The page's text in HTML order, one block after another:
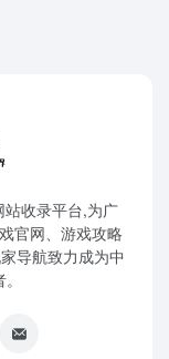
收录平台,为广
官网、游戏攻略
导航致力成为中